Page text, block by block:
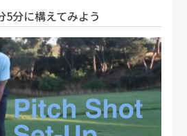
5分に構えてみよう